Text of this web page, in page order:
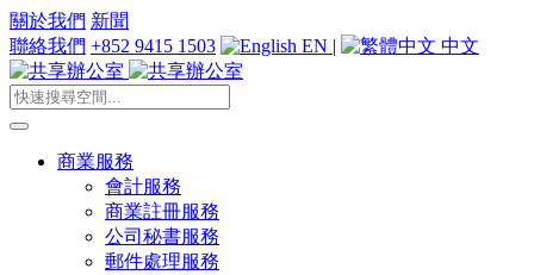
關於我們 新聞
聯絡我們 +852 9415 1503 EN | 中文
商業服務
會計服務
商業註冊服務
公司秘書服務
郵件處理服務